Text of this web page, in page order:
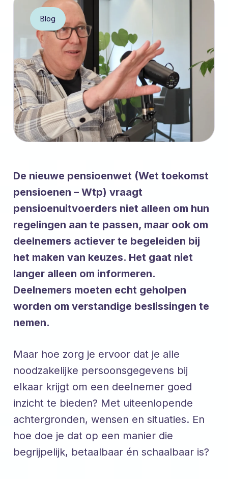
Blog
De nieuwe pensioenwet (Wet toekomst
pensioenen – Wtp) vraagt
pensioenuitvoerders niet alleen om hun
regelingen aan te passen, maar ook om
deelnemers actiever te begeleiden bij
het maken van keuzes. Het gaat niet
langer alleen om informeren.
Deelnemers moeten echt geholpen
worden om verstandige beslissingen te
nemen.
Maar hoe zorg je ervoor dat je alle
noodzakelijke persoonsgegevens bij
elkaar krijgt om een deelnemer goed
inzicht te bieden? Met uiteenlopende
achtergronden, wensen en situaties. En
hoe doe je dat op een manier die
begrijpelijk, betaalbaar én schaalbaar is?